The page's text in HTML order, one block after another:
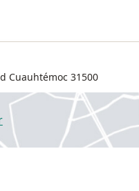
Cuauhtémoc 31500
en una nueva pestaña